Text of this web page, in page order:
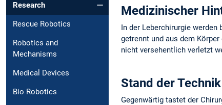
Research
Rescue Robotics
Robotics and
Mechanisms
Medical Devices
Bio Robotics
Medizinischer
In der Leberchirurgie werden
getrennt und aus dem
nicht versehentlich verletzt
Stand der Technik
Gegenwärtig tastet der